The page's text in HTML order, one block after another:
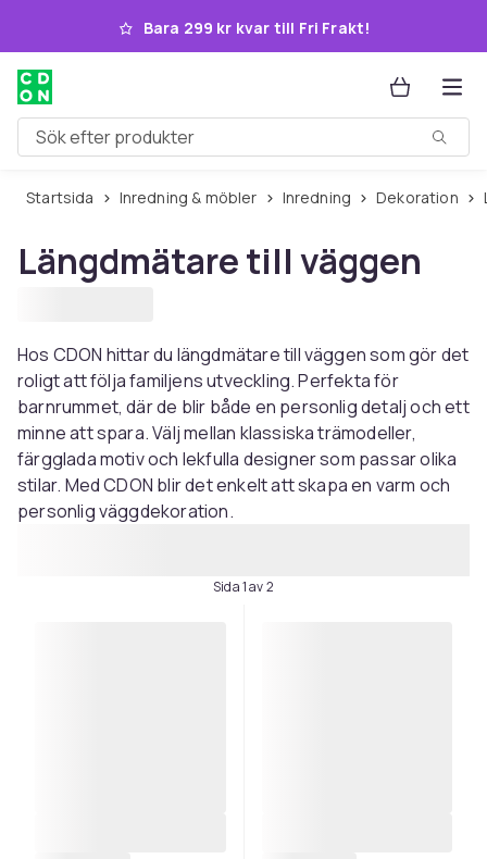
Hoppa till huvudinnehållet
Bara 299 kr kvar till Fri Frakt!
Sök efter produkter
Startsida Inredning & möbler Inredning Dekoration
Längdmätare till väggen
Hos CDON hittar du längdmätare till väggen som gör det
roligt att följa familjens utveckling. Perfekta för
barnrummet, där de blir både en personlig detalj och ett
minne att spara. Välj mellan klassiska trämodeller,
färgglada motiv och lekfulla designer som passar olika
stilar. Med CDON blir det enkelt att skapa en varm och
personlig väggdekoration.
Sida 1 av 2